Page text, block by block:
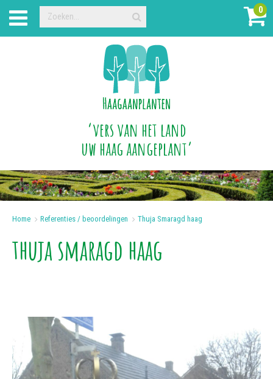
0
‘vers van het land
uw haag aangeplant’
Home > Referenties / beoordelingen > Thuja Smaragd haag
thuja smaragd haag